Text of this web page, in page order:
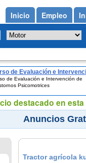
de Evaluación e
Psicomotrices
de Evaluación e Intervención de
Psicomotrices
Anuncios
Tractor agrícola
Inicio Empleo
destacado en